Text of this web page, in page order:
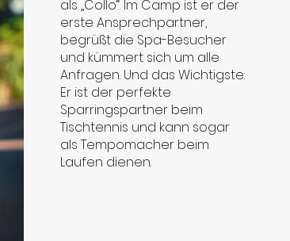
als „Collo“. Im Camp ist er der
erste Ansprechpartner,
begrüßt die Spa-Besucher
und kümmert sich um alle
Anfragen. Und das Wichtigste:
Er ist der perfekte
Sparringspartner beim
Tischtennis und kann sogar
als Tempomacher beim
Laufen dienen.